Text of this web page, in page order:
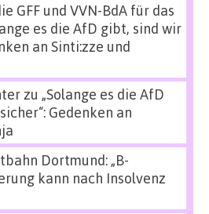
GFF und VVN-BdA für das
es die AfD gibt, sind wir
an Sinti:zze und
zu „Solange es die AfD
Gedenken an
Dortmund: „B-
kann nach Insolvenz